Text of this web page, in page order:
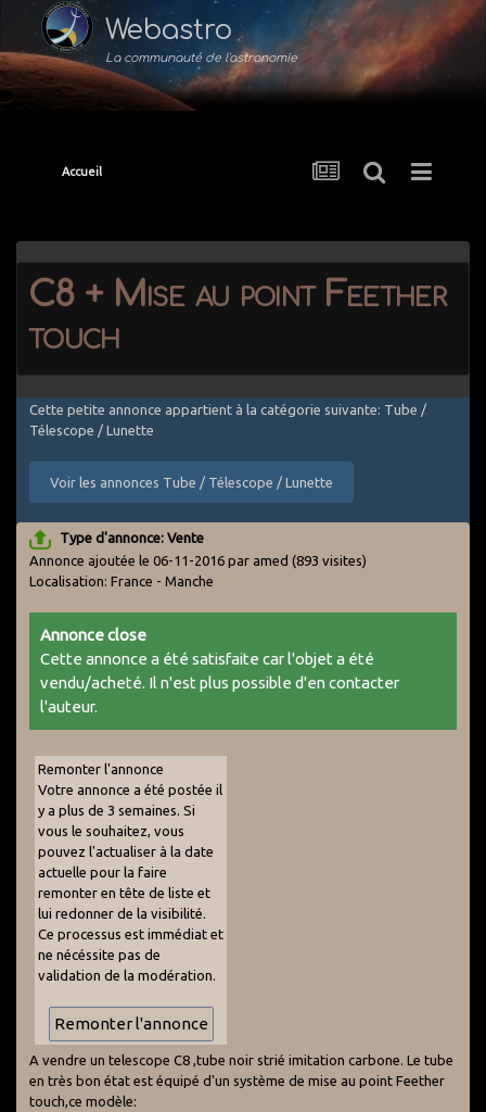
Webastro
La communauté de l'astronomie
Accueil
C8 + Mise au point Feether
touch
Cette petite annonce appartient à la catégorie suivante: Tube /
Télescope / Lunette
Voir les annonces Tube / Télescope / Lunette
Type d'annonce: Vente
Annonce ajoutée le 06-11-2016 par amed (893 visites)
Localisation: France - Manche
Annonce close
Cette annonce a été satisfaite car l'objet a été
vendu/acheté. Il n'est plus possible d'en contacter
l'auteur.
Remonter l'annonce
Votre annonce a été postée il
y a plus de 3 semaines. Si
vous le souhaitez, vous
pouvez l'actualiser à la date
actuelle pour la faire
remonter en tête de liste et
lui redonner de la visibilité.
Ce processus est immédiat et
ne nécéssite pas de
validation de la modération.
A vendre un telescope C8 ,tube noir strié imitation carbone. Le tube
en très bon état est équipé d'un système de mise au point Feether
touch,ce modèle: